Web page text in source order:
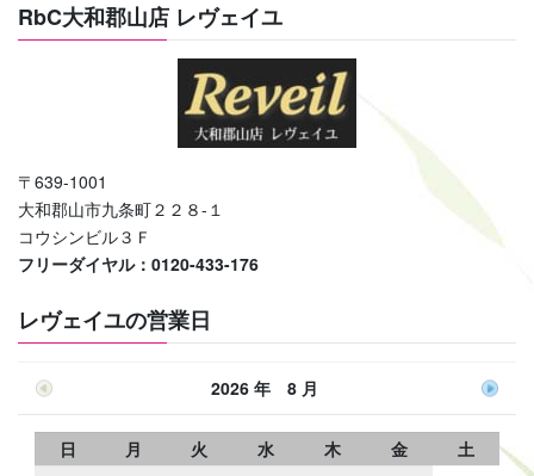
RbC大和郡山店 レヴェイユ
〒639-1001
大和郡山市九条町２２８-１
コウシンビル３Ｆ
フリーダイヤル：0120-433-176
レヴェイユの営業日
2026 年 8 月
日 月 火 水 木 金
土